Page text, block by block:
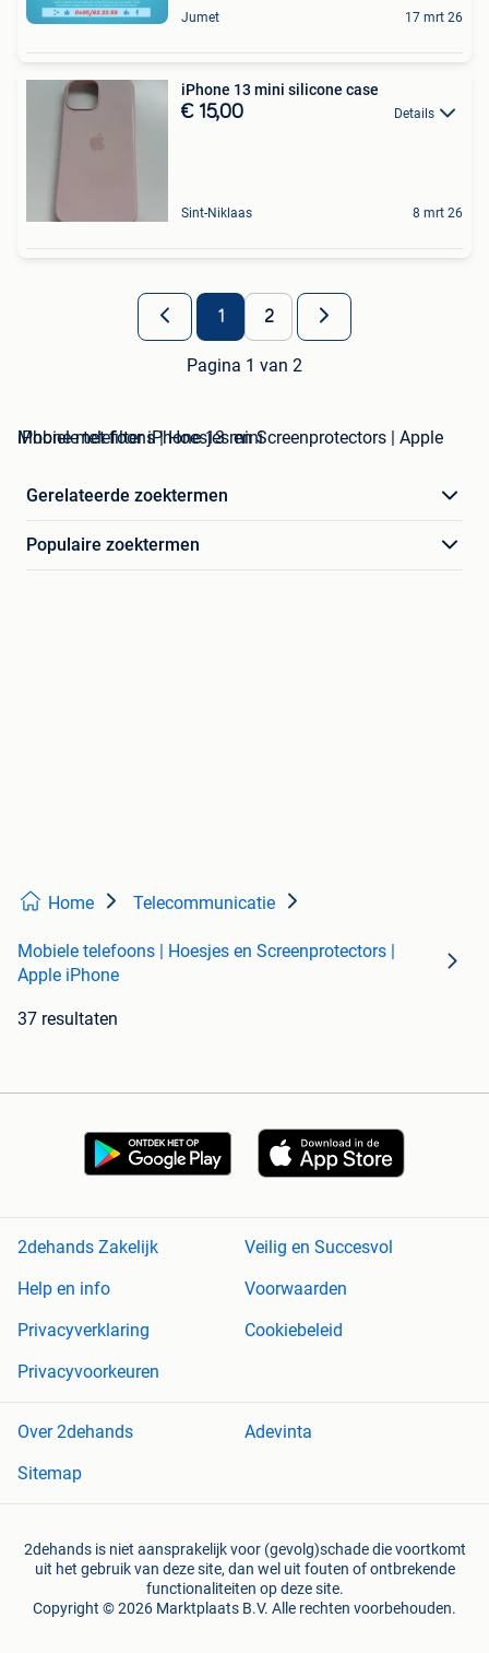
Jumet 17 mrt 26
iPhone 13 mini silicone case
€ 15,00 Details
Sint-Niklaas 8 mrt 26
1 2
Pagina 1 van 2
Mobiele telefoons | Hoesjes en Screenprotectors | Apple iPhone met filter iPhone 13 mini
Gerelateerde zoektermen
Populaire zoektermen
Home Telecommunicatie
Mobiele telefoons | Hoesjes en Screenprotectors |
Apple iPhone
37 resultaten
2dehands Zakelijk
Veilig en Succesvol
Help en info
Voorwaarden
Privacyverklaring
Cookiebeleid
Privacyvoorkeuren
Over 2dehands
Adevinta
Sitemap
2dehands is niet aansprakelijk voor (gevolg)schade die voortkomt
uit het gebruik van deze site, dan wel uit fouten of ontbrekende
functionaliteiten op deze site.
Copyright © 2026 Marktplaats B.V. Alle rechten voorbehouden.